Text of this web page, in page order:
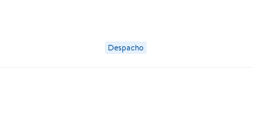
Despacho